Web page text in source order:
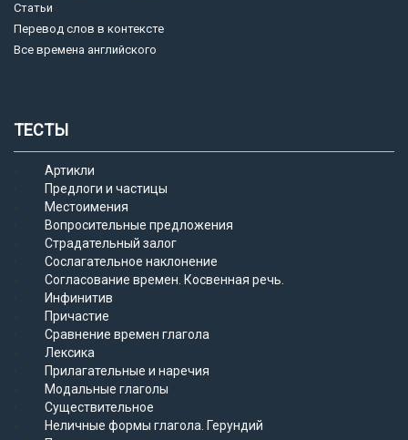
Статьи
Перевод слов в контексте
Все времена английского
ТЕСТЫ
Артикли
Предлоги и частицы
Местоимения
Вопросительные предложения
Страдательный залог
Сослагательное наклонение
Согласование времен. Косвенная речь.
Инфинитив
Причастие
Сравнение времен глагола
Лексика
Прилагательные и наречия
Модальные глаголы
Существительное
Неличные формы глагола. Герундий